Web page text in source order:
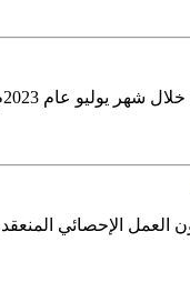
العمل الإحصائي